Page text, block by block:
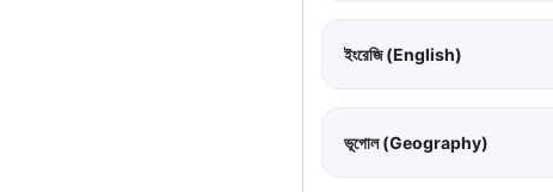
ইংরেজি (English)
ভূগোল (Geography)